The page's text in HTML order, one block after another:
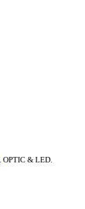
. OPTIC & LED.